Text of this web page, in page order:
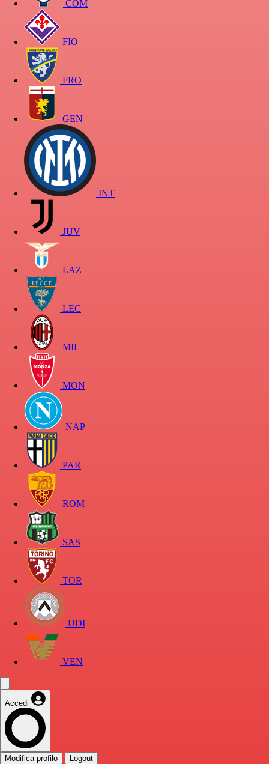
COM
FIO
FRO
GEN
INT
JUV
LAZ
LEC
MIL
MON
NAP
PAR
ROM
SAS
TOR
UDI
VEN
Accedi
Modifica profilo Logout